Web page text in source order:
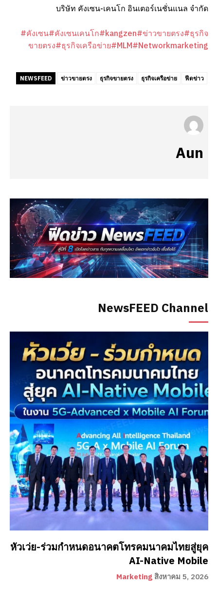
NewsFEED Channel
หัวเว่ย-ร่วมกำหนดอนาคตโทรคมนาคมไทยสู่ยุค
AI-Native Mobile
Marketing สิงหาคม 5, 2026
บริษัท คังเซน-เคนโก อินเตอร์เนชั่นแนล จำกัด
#คังเซน#คังเซนเคนโก#kangzen#ข่าวขายตรง#ธุรกิจ
ขายตรง#ธุรกิจเครือข่าย#MLM#Networkmarketing
NEWSFEED ข่าวขายตรง ธุรกิจขายตรง ธุรกิจเครือข่าย ฟีดข่าว
Aun